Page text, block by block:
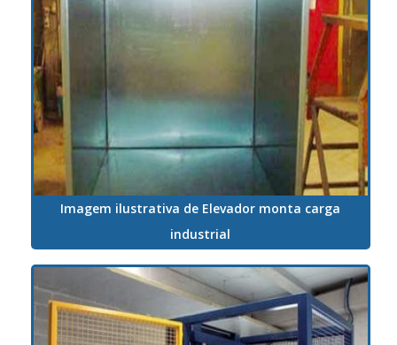
Imagem ilustrativa de Elevador monta carga
industrial